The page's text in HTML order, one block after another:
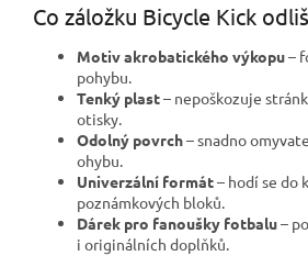
Co záložku Bicycle Kick
Motiv akrobatického výkopu–
pohybu.
Tenký plast– nepoškozuje
otisky.
Odolný povrch– snadno
ohybu.
Univerzální formát– hodí se do
poznámkových bloků.
Dárek pro fanoušky fotbalu–
i originálních doplňků.